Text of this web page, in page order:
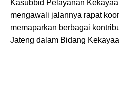
Kasubbid Pelayanan
mengawali jalannya rapat
memaparkan berbagai
Jateng dalam Bidang